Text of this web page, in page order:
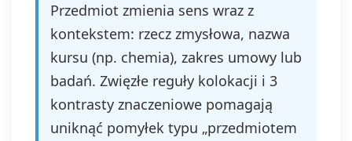
Przedmiot zmienia sens wraz z
kontekstem: rzecz zmysłowa, nazwa
kursu (np. chemia), zakres umowy lub
badań. Zwięzłe reguły kolokacji i 3
kontrasty znaczeniowe pomagają
uniknąć pomyłek typu „przedmiotem